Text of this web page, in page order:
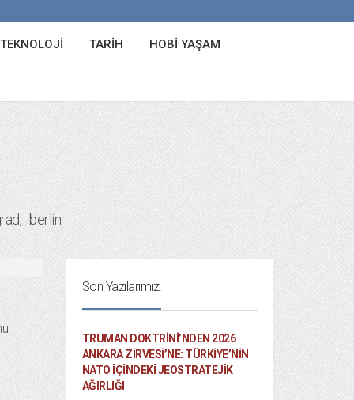
TARIH HOBI YAŞAM
berlin
Son Yazılarımız!
TRUMAN DOKTRINI’NDEN 2026
ANKARA ZIRVESI’NE: TÜRKIYE’NIN
NATO İÇINDEKI JEOSTRATEJIK
AĞIRLIĞI